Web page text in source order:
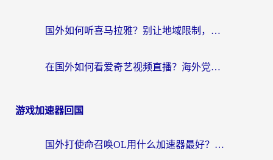
国外如何听喜马拉雅？别让地域限制，断了你的中文声音陪伴
在国外如何看爱奇艺视频直播？海外党亲测有效的回国加速器指南
游戏加速器回国
国外打使命召唤OL用什么加速器最好？海外玩家国服畅玩全攻略（附小众游戏加速技巧）